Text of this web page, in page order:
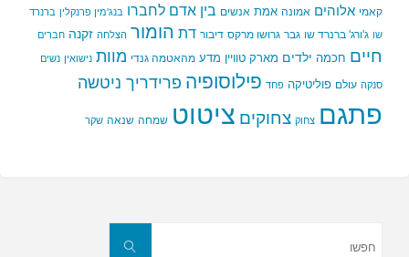
קאמי אלוהים אמונה אמת אנשים בין אדם לחברו בנג'מין פרנקלין ברנרד
שו ג'ורג' ברנרד שו גבר גרושו מרקס דיבור דת הומור הצלחה זקנה חברים
חיים חכמה ילדים מארק טוויין מדע מהאטמה גנדי מוות נישואין נשים
סנקה עולם פוליטיקה פחד פילוסופיה פרידריך ניטשה
פתגם צחוק צחוקים ציטוט שמחה שנאה שקר
חפשו